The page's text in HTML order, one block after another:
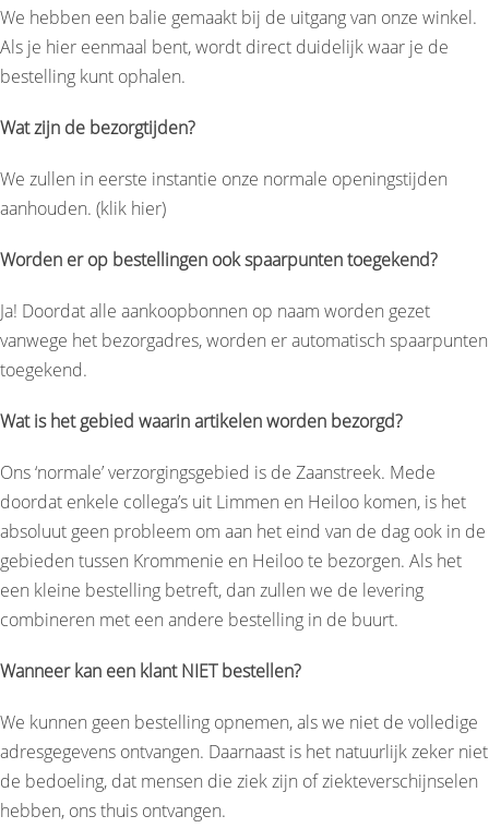
We hebben een balie gemaakt bij de uitgang van onze winkel.
Als je hier eenmaal bent, wordt direct duidelijk waar je de
bestelling kunt ophalen.
Wat zijn de bezorgtijden?
We zullen in eerste instantie onze normale openingstijden
aanhouden. (klik hier)
Worden er op bestellingen ook spaarpunten toegekend?
Ja! Doordat alle aankoopbonnen op naam worden gezet
vanwege het bezorgadres, worden er automatisch spaarpunten
toegekend.
Wat is het gebied waarin artikelen worden bezorgd?
Ons ‘normale’ verzorgingsgebied is de Zaanstreek. Mede
doordat enkele collega’s uit Limmen en Heiloo komen, is het
absoluut geen probleem om aan het eind van de dag ook in de
gebieden tussen Krommenie en Heiloo te bezorgen. Als het
een kleine bestelling betreft, dan zullen we de levering
combineren met een andere bestelling in de buurt.
Wanneer kan een klant NIET bestellen?
We kunnen geen bestelling opnemen, als we niet de volledige
adresgegevens ontvangen. Daarnaast is het natuurlijk zeker niet
de bedoeling, dat mensen die ziek zijn of ziekteverschijnselen
hebben, ons thuis ontvangen.